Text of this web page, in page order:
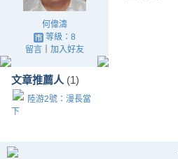
何偉濤
等級：8
留言｜ 加入好友
文章推薦人 (1)
陸游2號：漫長當
下